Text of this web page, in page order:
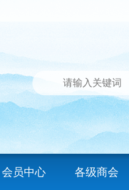
会员中心 各级商会